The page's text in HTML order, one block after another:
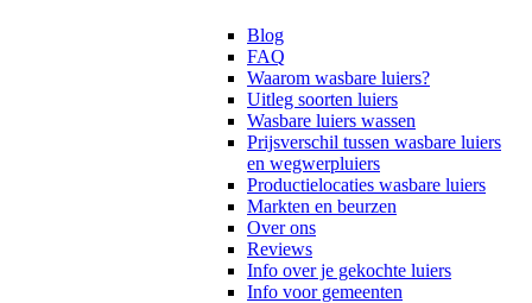
Blog
FAQ
Waarom wasbare luiers?
Uitleg soorten luiers
Wasbare luiers wassen
Prijsverschil tussen wasbare luiers
en wegwerpluiers
Productielocaties wasbare luiers
Markten en beurzen
Over ons
Reviews
Info over je gekochte luiers
Info voor gemeenten